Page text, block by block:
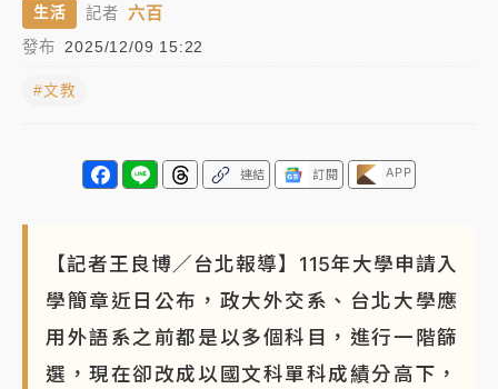
故宮《龍藏經》特展第2檔！今線上預約開賣一度塞車
周六起展出延長至晚上7時
台東農業處長涉圖利渡假村！東檢抗告成功 今重開羈
父親節泡湯了！中颱白海豚雨彈轟3天 「紅到發紫」降
雨熱區曝
生活 記者 六百
發布 2025/12/09 15:22
#文教
連結 訂閱 APP
【記者王良博／台北報導】115年大學申請入
學簡章近日公布，政大外交系、台北大學應
用外語系之前都是以多個科目，進行一階篩
選，現在卻改成以國文科單科成績分高下，